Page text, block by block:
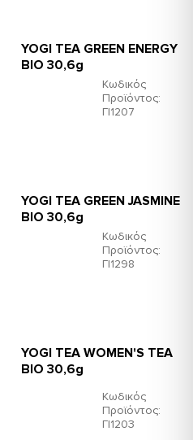
Κωδικός
Προϊόντος:
ΓΙ1207
YOGI TEA GREEN ENERGY
ΒΙΟ 30,6g
Κωδικός
Προϊόντος:
ΓΙ1298
YOGI TEA GREEN JASMINE
ΒΙΟ 30,6g
Κωδικός
Προϊόντος:
ΓΙ1203
YOGI TEA WOMEN'S TEA
ΒΙΟ 30,6g